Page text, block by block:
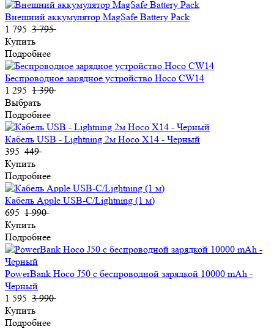
Внешний аккумулятор MagSafe Battery Pack
1 795 3 795
Купить
Подробнее
Беспроводное зарядное устройство Hoco CW14
1 295 1 390
Выбрать
Подробнее
Кабель USB - Lightning 2м Hoco X14 - Черный
395 449
Купить
Подробнее
Кабель Apple USB-C/Lightning (1 м)
695 1 990
Купить
Подробнее
PowerBank Hoco J50 с беспроводной зарядкой 10000 mAh -
Черный
1 595 3 990
Купить
Подробнее